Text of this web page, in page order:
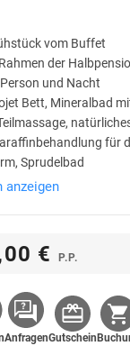
vom Buffet
der
und Nacht
Bett, Mineralbad
für
Sprudelbad
mit Whirlpool und
anzeigen
€ P.P.
AnfragenGutschein